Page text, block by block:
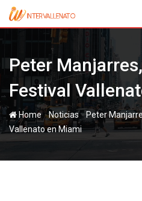
Skip
Peter
Festival
Home-Noticias-Peter
Vallenato en Miami